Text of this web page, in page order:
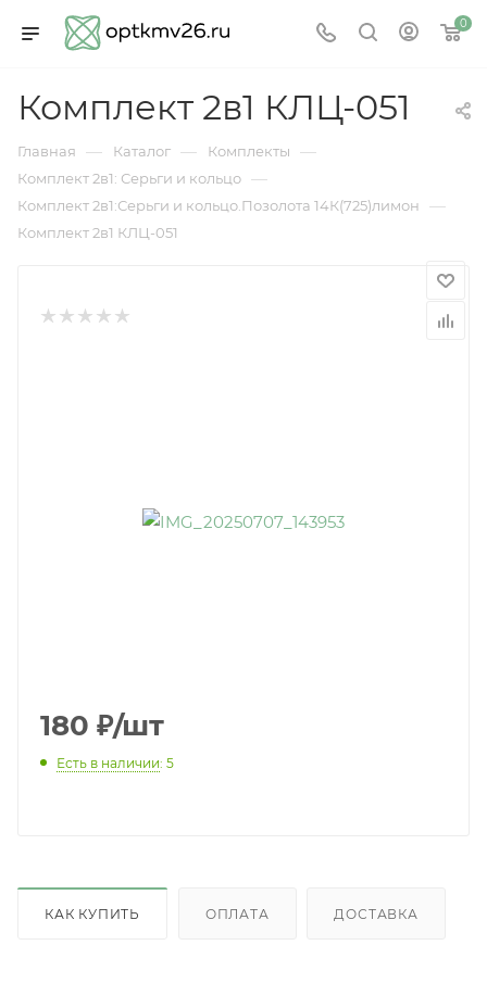
0
Комплект 2в1 КЛЦ-051
Главная — Каталог — Комплекты —
Комплект 2в1: Серьги и кольцо —
Комплект 2в1:Серьги и кольцо.Позолота 14К(725)лимон —
Комплект 2в1 КЛЦ-051
180 ₽/шт
Есть в наличии: 5
КАК КУПИТЬ ОПЛАТА ДОСТАВКА